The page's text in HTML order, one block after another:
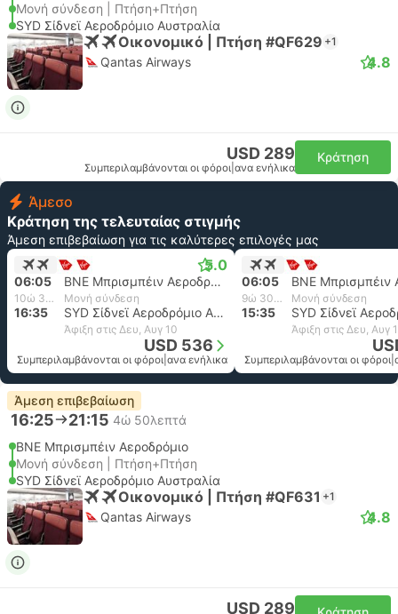
Μονή σύνδεση | Πτήση+Πτήση
SYD Σίδνεϊ Αεροδρόμιο Αυστραλία
Οικονομικό | Πτήση #QF629 +1
Qantas Airways 4.8
USD 289
Συμπεριλαμβάνονται οι φόροι ανα ενήλικα
Κράτηση
Άμεσο
Κράτηση της τελευταίας στιγμής
Άμεση επιβεβαίωση για τις καλύτερες επιλογές μας
5.0
06:05 BNE Μπρισμπέιν Αεροδρόμιο
10ώ 30λεπτά Μονή σύνδεση
16:35 SYD Σίδνεϊ Αεροδρόμιο Αυστραλία
Άφιξη στις Δευ, Αυγ 10
USD 536
Συμπεριλαμβάνονται οι φόροι ανα ενήλικα
06:05
9ώ 30λεπτά Μονή σύνδεση
15:35
Άφιξη στις Δευ, Αυγ
Συμπεριλαμβάνονται οι φόροι
Άμεση επιβεβαίωση
16:25 21:15 4ώ 50λεπτά
BNE Μπρισμπέιν Αεροδρόμιο
Μονή σύνδεση | Πτήση+Πτήση
SYD Σίδνεϊ Αεροδρόμιο Αυστραλία
Οικονομικό | Πτήση #QF631 +1
Qantas Airways 4.8
USD 289